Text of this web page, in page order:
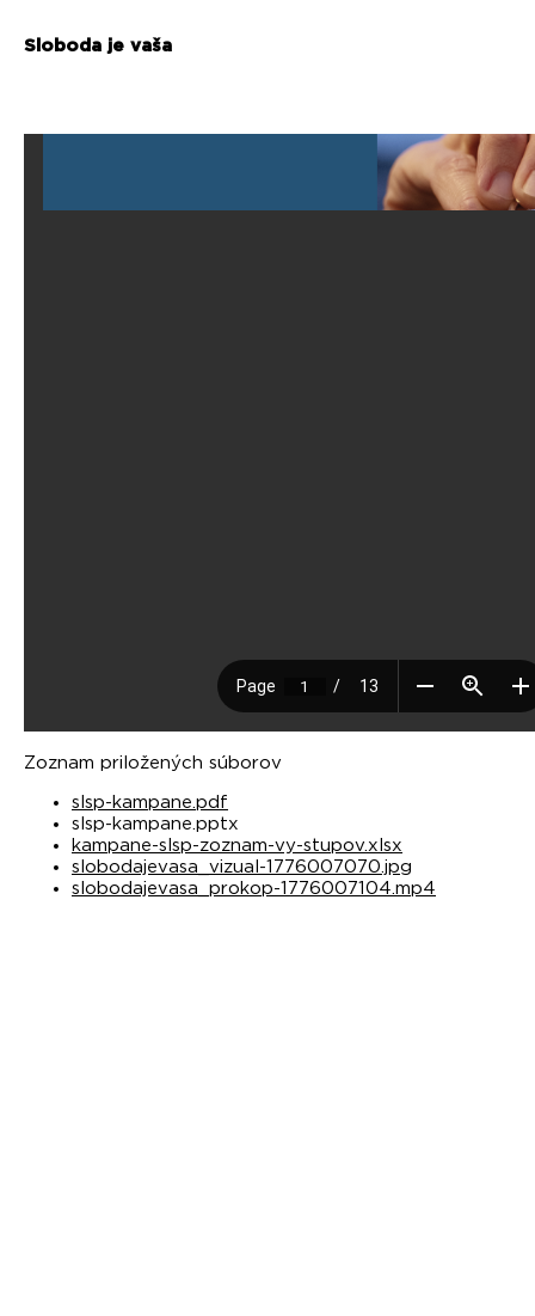
Sloboda je vaša
Zoznam priložených súborov
slsp-kampane.pdf
slsp-kampane.pptx
kampane-slsp-zoznam-vy-stupov.xlsx
slobodajevasa_vizual-1776007070.jpg
slobodajevasa_prokop-1776007104.mp4